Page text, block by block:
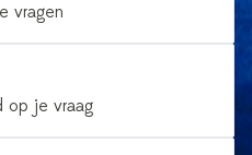
vragen
op je vraag